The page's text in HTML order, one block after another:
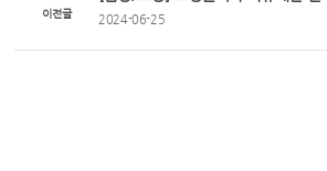
이전글 2024-06-25